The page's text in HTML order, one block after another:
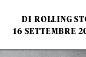
DI ROLLING
16 SETTEMBRE